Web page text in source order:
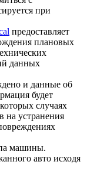
при
предоставляет
плановых
данных
и данные об
будет
случаях
на устранения
машины.
авто исходя